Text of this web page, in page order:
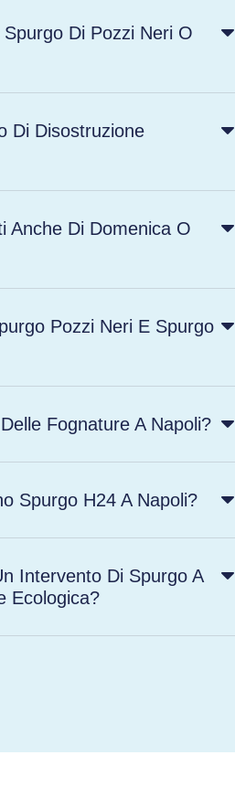
Di Pozzi Neri O
Di Disostruzione
Anche Di Domenica O
Pozzi Neri E Spurgo
Fognature A Napoli?
Spurgo H24 A Napoli?
Intervento Di Spurgo A
Ecologica?